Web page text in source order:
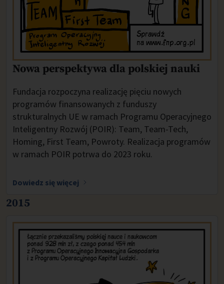
Nowa perspektywa dla polskiej nauki
Fundacja rozpoczyna realizację pięciu nowych
programów finansowanych z funduszy
strukturalnych UE w ramach Programu Operacyjnego
Inteligentny Rozwój (POIR): Team, Team-Tech,
Homing, First Team, Powroty. Realizacja programów
w ramach POIR potrwa do 2023 roku.
Dowiedz się więcej
2015